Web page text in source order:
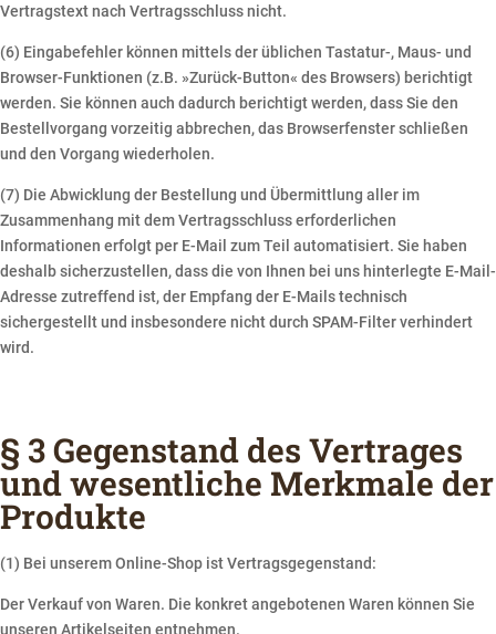
Vertragstext nach Vertragsschluss nicht.
(6) Eingabefehler können mittels der üblichen Tastatur-, Maus- und
Browser-Funktionen (z.B. »Zurück-Button« des Browsers) berichtigt
werden. Sie können auch dadurch berichtigt werden, dass Sie den
Bestellvorgang vorzeitig abbrechen, das Browserfenster schließen
und den Vorgang wiederholen.
(7) Die Abwicklung der Bestellung und Übermittlung aller im
Zusammenhang mit dem Vertragsschluss erforderlichen
Informationen erfolgt per E-Mail zum Teil automatisiert. Sie haben
deshalb sicherzustellen, dass die von Ihnen bei uns hinterlegte E-Mail-
Adresse zutreffend ist, der Empfang der E-Mails technisch
sichergestellt und insbesondere nicht durch SPAM-Filter verhindert
wird.
§ 3 Gegenstand des Vertrages
und wesentliche Merkmale der
Produkte
(1) Bei unserem Online-Shop ist Vertragsgegenstand:
Der Verkauf von Waren. Die konkret angebotenen Waren können Sie
unseren Artikelseiten entnehmen.